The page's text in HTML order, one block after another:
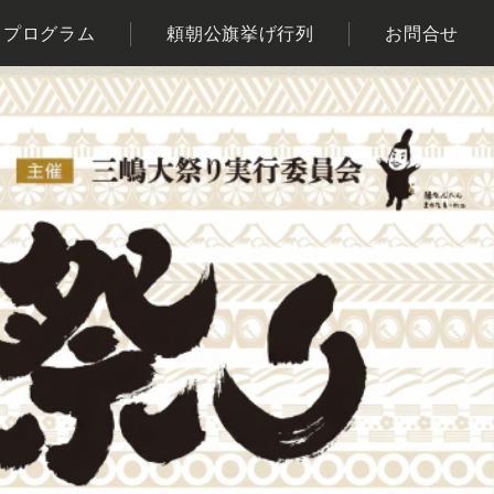
プログラム 頼朝公旗挙げ行列 お問合せ